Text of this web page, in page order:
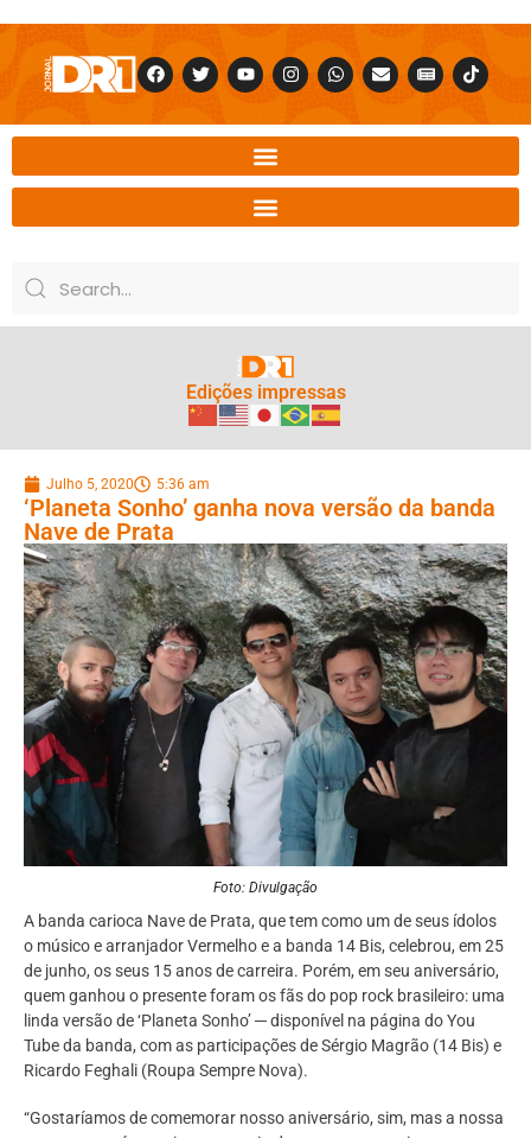
Edições impressas
Julho 5, 2020 5:36 am
‘Planeta Sonho’ ganha nova versão da banda
Nave de Prata
Foto: Divulgação
A banda carioca Nave de Prata, que tem como um de seus ídolos
o músico e arranjador Vermelho e a banda 14 Bis, celebrou, em 25
de junho, os seus 15 anos de carreira. Porém, em seu aniversário,
quem ganhou o presente foram os fãs do pop rock brasileiro: uma
linda versão de ‘Planeta Sonho’ ─ disponível na página do You
Tube da banda, com as participações de Sérgio Magrão (14 Bis) e
Ricardo Feghali (Roupa Sempre Nova).
“Gostaríamos de comemorar nosso aniversário, sim, mas a nossa